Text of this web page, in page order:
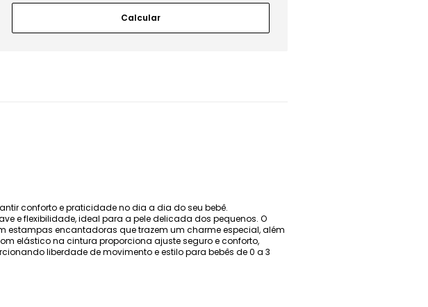
conforto e praticidade no dia a dia do seu bebê.
e flexibilidade, ideal para a pele delicada dos pequenos. O
encantadoras que trazem um charme especial, além
elástico na cintura proporciona ajuste seguro e conforto,
liberdade de movimento e estilo para bebês de 0 a 3